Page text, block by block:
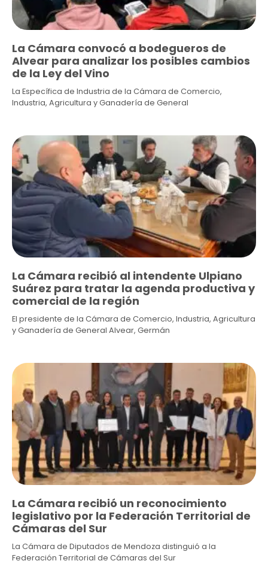
La Cámara convocó a bodegueros de
Alvear para analizar los posibles cambios
de la Ley del Vino
La Específica de Industria de la Cámara de Comercio,
Industria, Agricultura y Ganadería de General
La Cámara recibió al intendente Ulpiano
Suárez para tratar la agenda productiva y
comercial de la región
El presidente de la Cámara de Comercio, Industria, Agricultura
y Ganadería de General Alvear, Germán
La Cámara recibió un reconocimiento
legislativo por la Federación Territorial de
Cámaras del Sur
La Cámara de Diputados de Mendoza distinguió a la
Federación Territorial de Cámaras del Sur